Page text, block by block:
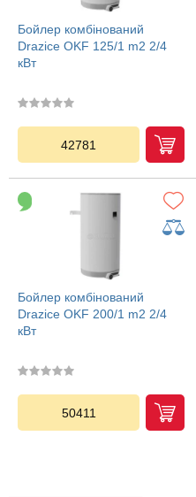
Бойлер комбінований
Drazice OKF 125/1 m2 2/4
кВт
42781
Бойлер комбінований
Drazice OKF 200/1 m2 2/4
кВт
50411